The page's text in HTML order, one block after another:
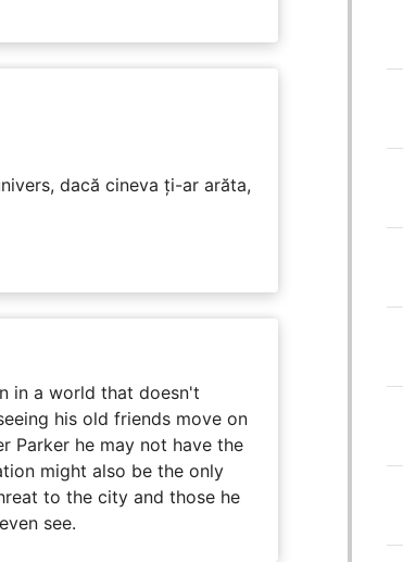
dacă cineva ți-ar arăta,
in a world that doesn't
his old friends move on
Parker he may not have the
might also be the only
to the city and those he
see.